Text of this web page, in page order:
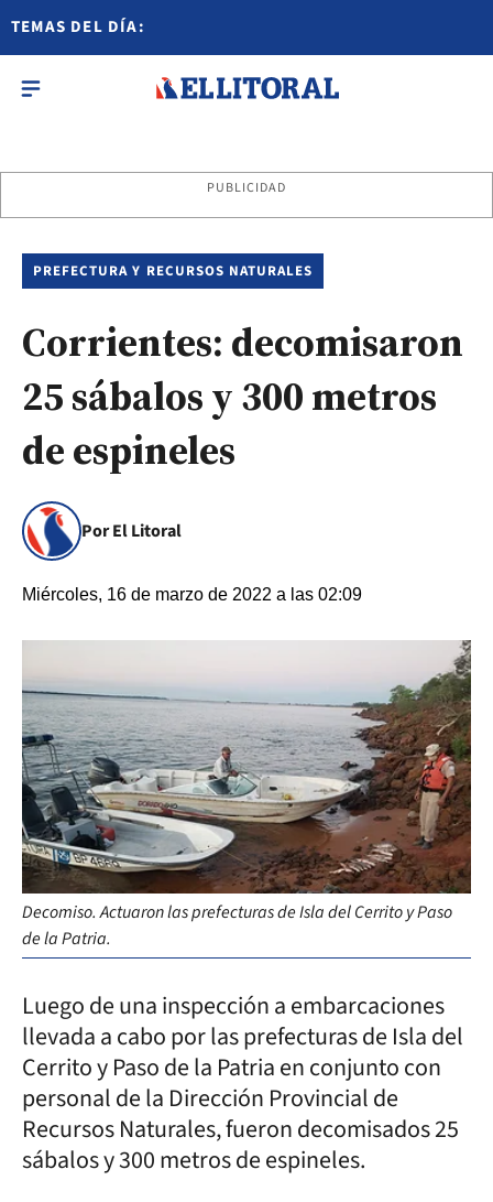
TEMAS DEL DÍA:
PUBLICIDAD
PREFECTURA Y RECURSOS NATURALES
Corrientes: decomisaron
25 sábalos y 300 metros
de espineles
Por El Litoral
Miércoles, 16 de marzo de 2022 a las 02:09
Decomiso. Actuaron las prefecturas de Isla del Cerrito y Paso
de la Patria.
Luego de una inspección a embarcaciones
llevada a cabo por las prefecturas de Isla del
Cerrito y Paso de la Patria en conjunto con
personal de la Dirección Provincial de
Recursos Naturales, fueron decomisados 25
sábalos y 300 metros de espineles.